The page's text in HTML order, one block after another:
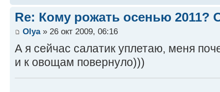
Re: Кому рожать осенью 2011?
Оlya» 26 окт 2009, 06:16
А я сейчас салатик уплетаю, меня
и к овощам повернуло)))